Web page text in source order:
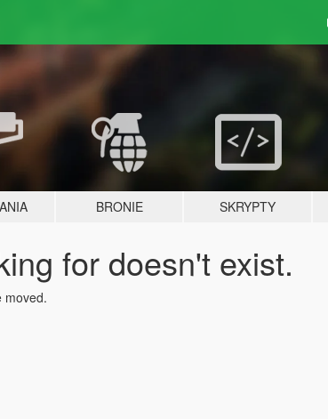
BRONIE SKRYPTY
for doesn't exist.
moved.